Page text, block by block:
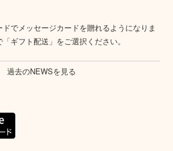
でメッセージカードを贈れるようになりま
ギフト配送」をご選択ください。
過去のNEWSを見る